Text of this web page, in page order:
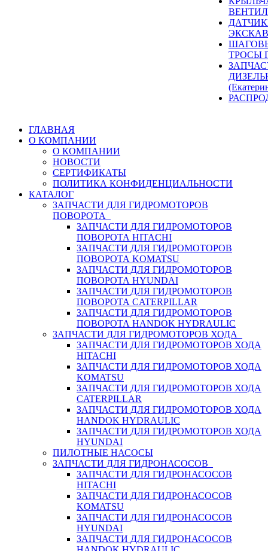
ТРОСЫ
ГЛАВНАЯ
О КОМПАНИИ
О КОМПАНИИ
НОВОСТИ
СЕРТИФИКАТЫ
ПОЛИТИКА КОНФИДЕНЦИАЛЬНОСТИ
КАТАЛОГ
ЗАПЧАСТИ ДЛЯ ГИДРОМОТОРОВ
ПОВОРОТА
ЗАПЧАСТИ ДЛЯ ГИДРОМОТОРОВ
ПОВОРОТА HITACHI
ЗАПЧАСТИ ДЛЯ ГИДРОМОТОРОВ
ПОВОРОТА KOMATSU
ЗАПЧАСТИ ДЛЯ ГИДРОМОТОРОВ
ПОВОРОТА HYUNDAI
ЗАПЧАСТИ ДЛЯ ГИДРОМОТОРОВ
ПОВОРОТА CATERPILLAR
ЗАПЧАСТИ ДЛЯ ГИДРОМОТОРОВ
ПОВОРОТА HANDOK HYDRAULIC
ЗАПЧАСТИ ДЛЯ ГИДРОМОТОРОВ ХОДА
ЗАПЧАСТИ ДЛЯ ГИДРОМОТОРОВ ХОДА
HITACHI
ЗАПЧАСТИ ДЛЯ ГИДРОМОТОРОВ ХОДА
KOMATSU
ЗАПЧАСТИ ДЛЯ ГИДРОМОТОРОВ ХОДА
CATERPILLAR
ЗАПЧАСТИ ДЛЯ ГИДРОМОТОРОВ ХОДА
HANDOK HYDRAULIC
ЗАПЧАСТИ ДЛЯ ГИДРОМОТОРОВ ХОДА
HYUNDAI
ПИЛОТНЫЕ НАСОСЫ
ЗАПЧАСТИ ДЛЯ ГИДРОНАСОСОВ
ЗАПЧАСТИ ДЛЯ ГИДРОНАСОСОВ
HITACHI
ЗАПЧАСТИ ДЛЯ ГИДРОНАСОСОВ
KOMATSU
ЗАПЧАСТИ ДЛЯ ГИДРОНАСОСОВ
HYUNDAI
ЗАПЧАСТИ ДЛЯ ГИДРОНАСОСОВ